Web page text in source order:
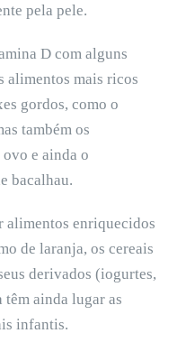
pela pele.
D com alguns
alimentos mais ricos
gordos, como o
também os
ovo e ainda o
bacalhau.
alimentos enriquecidos
de laranja, os cereais
derivados (iogurtes,
ainda lugar as
infantis.